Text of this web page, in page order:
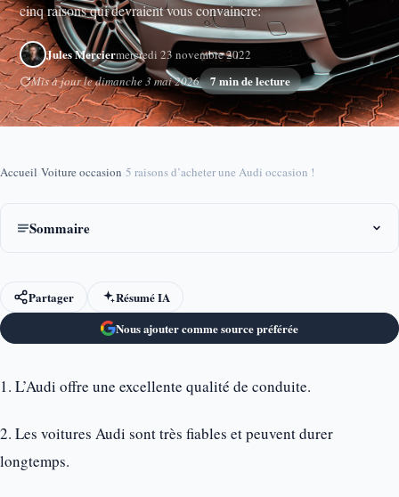
cinq raisons qui devraient vous convaincre:
Jules Merciermercredi 23 novembre 2022
Mis à jour le dimanche 3 mai 2026
7 min de lecture
Accueil Voiture occasion 5 raisons d’acheter une Audi occasion !
Sommaire
Partager
Résumé IA
Nous ajouter comme source préférée
1. L’Audi offre une excellente qualité de conduite.
2. Les voitures Audi sont très fiables et peuvent durer
longtemps.